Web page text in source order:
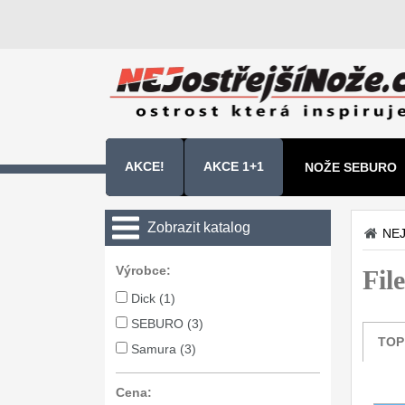
AKCE! AKCE 1+1 NOŽE SEBURO
Zobrazit katalog
Kuchyňské nože
Sady kuchyňských nožů
Univerzální nože
Výrobce:
Dick (1)
SEBURO (3)
Samura (3)
Cena:
TOP